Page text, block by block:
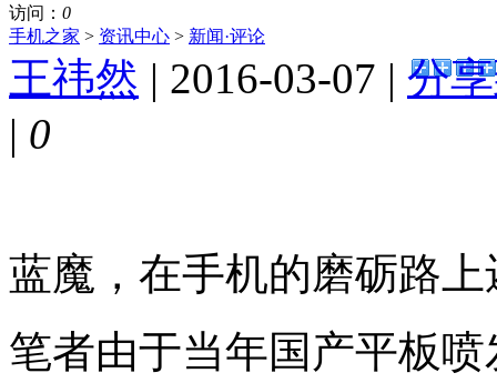
访问： 0
手机之家 > 资讯中心 > 新闻·评论
王祎然 | 2016-03-07 | 分
| 0
蓝魔，在手机的磨砺路
笔者由于当年国产平板